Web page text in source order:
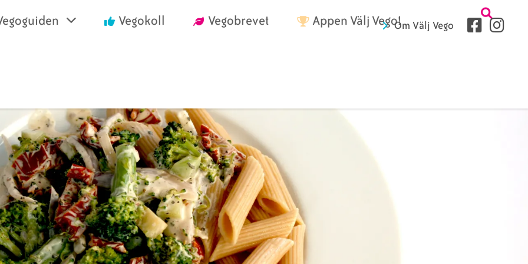
Vegokoll Vegobrevet Appen Välj Vego!Sociala
Om Välj Vego
recept Vegansk mat i airfryer
vego Handla vego
konsumentlistor Vanliga frågor
certifieringar